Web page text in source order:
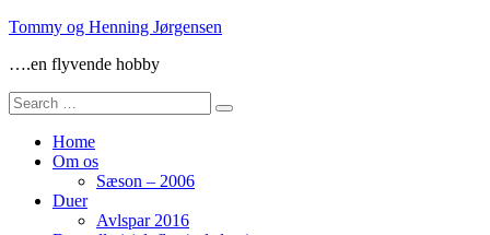
Skip
content
Tommy og Henning Jørgensen
….en flyvende hobby
Search
for:
Home
Om os
Sæson – 2006
Duer
Avlspar 2016